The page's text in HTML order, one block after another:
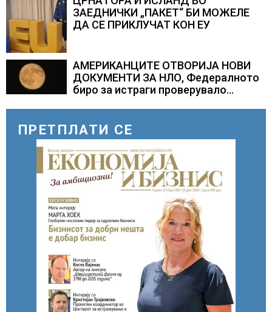
ЗАЕДНИЧКИ „ПАКЕТ“ БИ МОЖЕЛЕ
ДА СЕ ПРИКЛУЧАТ КОН ЕУ
АМЕРИКАНЦИТЕ ОТВОРИЈА НОВИ
ДОКУМЕНТИ ЗА НЛО, Федералното
биро за истраги проверувало
ПРЕТПЛАТИ СЕ